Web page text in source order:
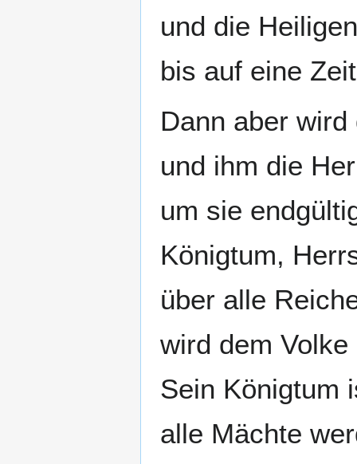
und die
bis auf eine
Dann aber
und ihm die
um sie
Königtum,
über alle
wird dem
Sein Königtum
alle Mächte